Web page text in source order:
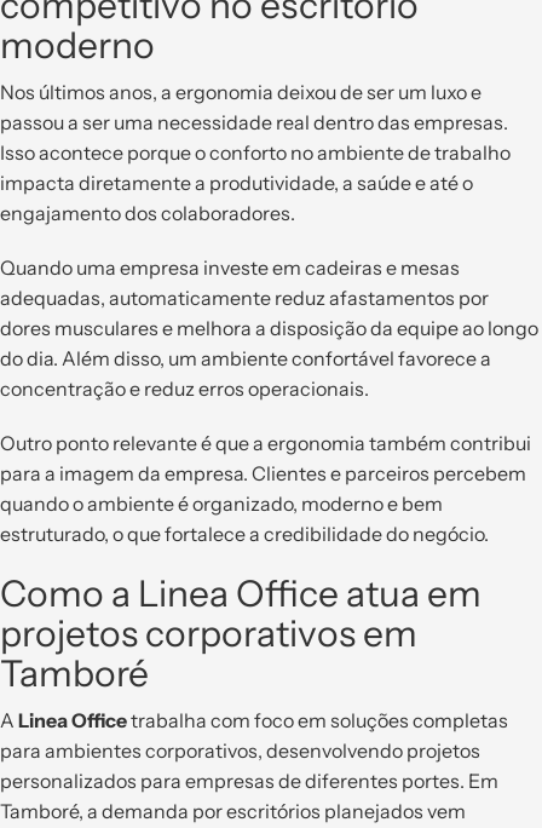
moderno
Nos últimos anos, a ergonomia deixou de ser um luxo e
passou a ser uma necessidade real dentro das empresas.
Isso acontece porque o conforto no ambiente de trabalho
impacta diretamente a produtividade, a saúde e até o
engajamento dos colaboradores.
Quando uma empresa investe em cadeiras e mesas
adequadas, automaticamente reduz afastamentos por
dores musculares e melhora a disposição da equipe ao longo
do dia. Além disso, um ambiente confortável favorece a
concentração e reduz erros operacionais.
Outro ponto relevante é que a ergonomia também contribui
para a imagem da empresa. Clientes e parceiros percebem
quando o ambiente é organizado, moderno e bem
estruturado, o que fortalece a credibilidade do negócio.
Como a Linea Office atua em
projetos corporativos em
Tamboré
A Linea Officetrabalha com foco em soluções completas
para ambientes corporativos, desenvolvendo projetos
personalizados para empresas de diferentes portes. Em
Tamboré, a demanda por escritórios planejados vem